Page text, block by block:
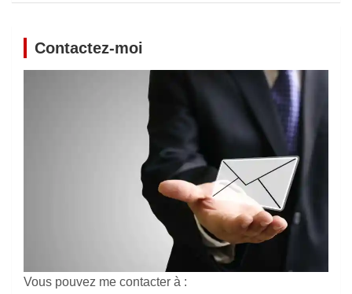
Contactez-moi
Vous pouvez me contacter à :